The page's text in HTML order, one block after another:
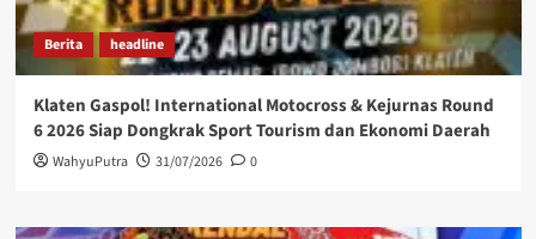
Berita headline
Klaten Gaspol! International Motocross & Kejurnas Round
6 2026 Siap Dongkrak Sport Tourism dan Ekonomi Daerah
WahyuPutra 31/07/2026 0